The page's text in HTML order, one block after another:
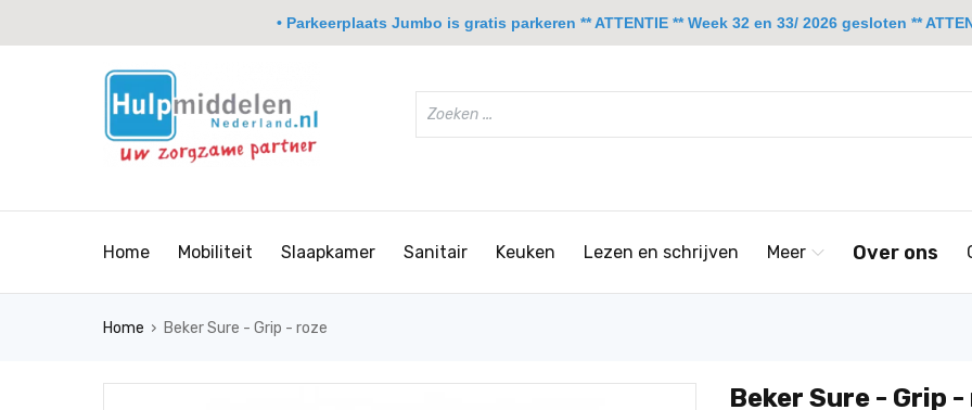
Home Mobiliteit Slaapkamer Sanitair Keuken Lezen en schrijven Meer Over ons
Home › Beker Sure - Grip - roze
Beker Sure - Grip
• Parkeerplaats Jumbo is gratis parkeren ** ATTENTIE ** Week 32 en 33/ 2026 gesloten **